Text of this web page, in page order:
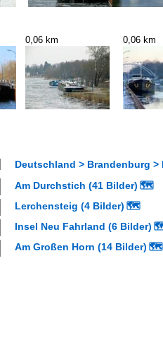
0,06 km 0,06 km
Deutschland > Brandenburg >
Am Durchstich (41 Bilder) 🗺
Lerchensteig (4 Bilder) 🗺
Insel Neu Fahrland (6 Bilder)
Am Großen Horn (14 Bilder) 🗺